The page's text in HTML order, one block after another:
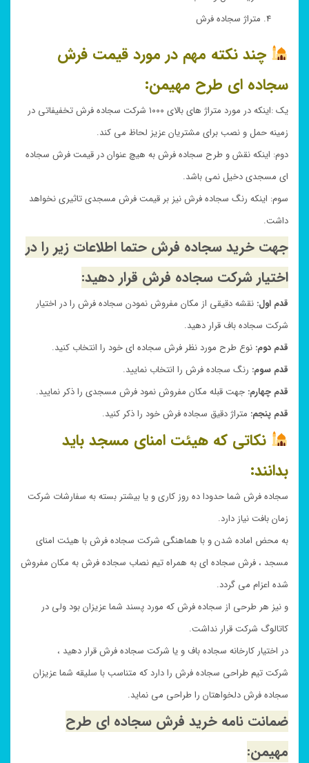
متراژ سجاده فرش
چند نکته مهم در مورد قیمت فرش
سجاده ای طرح مهیمن:
یک :اینکه در مورد متراژ های بالای ۱۰۰۰ شرکت سجاده فرش تخفیفاتی در
زمینه حمل و نصب برای مشتریان عزیز لحاظ می کند.
دوم: اینکه نقش و طرح سجاده فرش به هیچ عنوان در قیمت فرش سجاده
ای مسجدی دخیل نمی باشد.
سوم: اینکه رنگ سجاده فرش نیز بر قیمت فرش مسجدی تاثیری نخواهد
داشت.
جهت خرید سجاده فرش حتما اطلاعات زیر را در
اختیار شرکت سجاده فرش قرار دهید:
قدم اول: نقشه دقیقی از مکان مفروش نمودن سجاده فرش را در اختیار
شرکت سجاده باف قرار دهید.
قدم دوم: نوع طرح مورد نظر فرش سجاده ای خود را انتخاب کنید.
قدم سوم: رنگ سجاده فرش را انتخاب نمایید.
قدم چهارم: جهت قبله مکان مفروش نمود فرش مسجدی را ذکر نمایید.
قدم پنجم: متراژ دقیق سجاده فرش خود را ذکر کنید.
نکاتی که هیئت امنای مسجد باید
بدانند:
سجاده فرش شما حدودا ده روز کاری و یا بیشتر بسته به سفارشات شرکت
زمان بافت نیاز دارد.
به محض اماده شدن و با هماهنگی شرکت سجاده فرش با هیئت امنای
مسجد ، فرش سجاده ای به همراه تیم نصاب سجاده فرش به مکان مفروش
شده اعزام می گردد.
و نیز هر طرحی از سجاده فرش که مورد پسند شما عزیزان بود ولی در
کاتالوگ شرکت قرار نداشت.
در اختیار کارخانه سجاده باف و یا شرکت سجاده فرش قرار دهید ،
شرکت تیم طراحی سجاده فرش را دارد که متناسب با سلیقه شما عزیزان
سجاده فرش دلخواهتان را طراحی می نماید.
ضمانت نامه خرید فرش سجاده ای طرح
مهیمن: